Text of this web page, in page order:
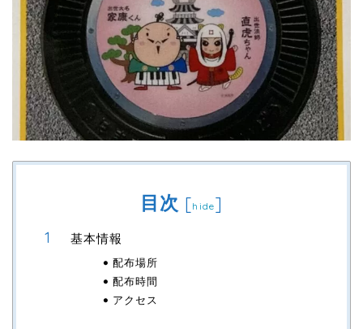
目次 [hide]
基本情報
配布場所
配布時間
アクセス